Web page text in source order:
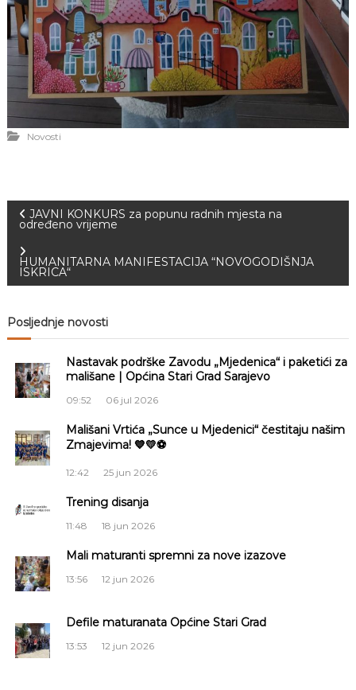
Novosti
N
v
i
g
a
c
č
a
JAVNI KONKURS za popunu radnih mjesta na
određeno vrijeme
HUMANITARNA MANIFESTACIJA “NOVOGODIŠNJA
ISKRICA“
Posljednje novosti
Nastavak podrške Zavodu „Mjedenica“ i paketići za
mališane | Općina Stari Grad Sarajevo
09:52 06 jul 2026
Mališani Vrtića „Sunce u Mjedenici“ čestitaju našim
Zmajevima! 💙💛⚽
12:42 25 jun 2026
Trening disanja
11:48 18 jun 2026
Mali maturanti spremni za nove izazove
13:56 12 jun 2026
Defile maturanata Općine Stari Grad
13:53 12 jun 2026